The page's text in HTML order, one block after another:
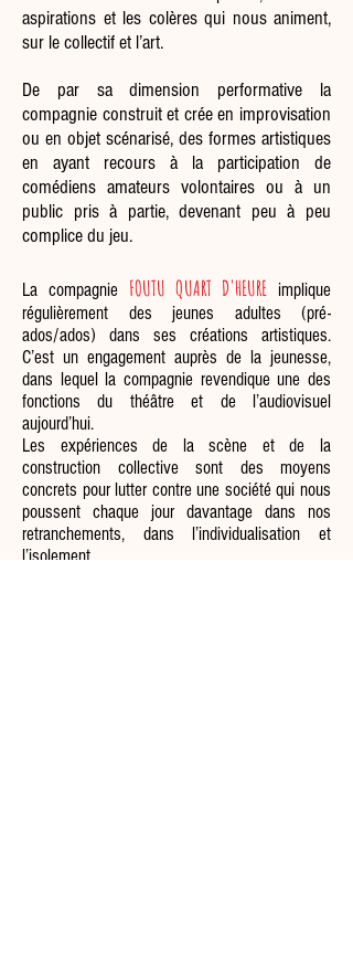
aspirations et les colères qui nous animent,
sur le collectif et l’art.
De par sa dimension performative la
compagnie construit et crée en improvisation
ou en objet scénarisé, des formes artistiques
en ayant recours à la participation de
comédiens amateurs volontaires ou à un
public pris à partie, devenant peu à peu
complice du jeu.
La compagnie FOUTU QUART D'HEURE implique
régulièrement des jeunes adultes (pré-
ados/ados) dans ses créations artistiques.
C’est un engagement auprès de la jeunesse,
dans lequel la compagnie revendique une des
fonctions du théâtre et de l’audiovisuel
aujourd’hui.
Les expériences de la scène et de la
construction collective sont des moyens
concrets pour lutter contre une société qui nous
poussent chaque jour davantage dans nos
retranchements, dans l’individualisation et
l’isolement.